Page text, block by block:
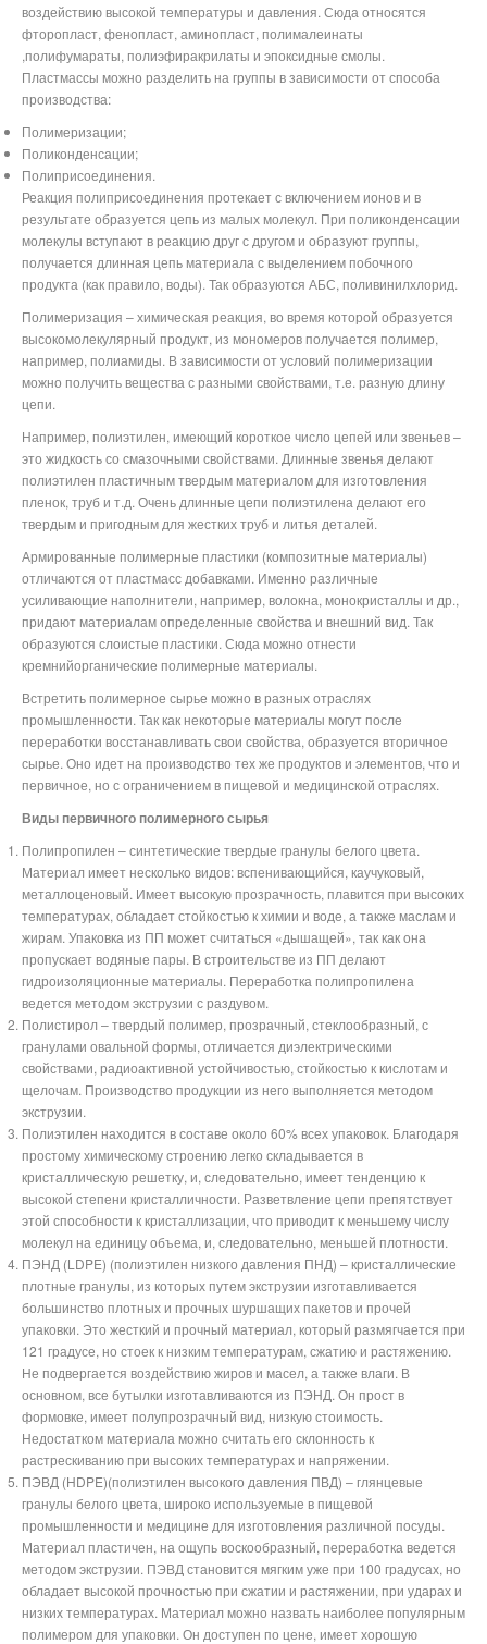
воздействию высокой температуры и давления. Сюда относятся
фторопласт, фенопласт, аминопласт, полималеинаты
,полифумараты, полиэфиракрилаты и эпоксидные смолы.
Пластмассы можно разделить на группы в зависимости от способа
производства:
Полимеризации;
Поликонденсации;
Полиприсоединения.
Реакция полиприсоединения протекает с включением ионов и в
результате образуется цепь из малых молекул. При поликонденсации
молекулы вступают в реакцию друг с другом и образуют группы,
получается длинная цепь материала с выделением побочного
продукта (как правило, воды). Так образуются АБС, поливинилхлорид.
Полимеризация – химическая реакция, во время которой образуется
высокомолекулярный продукт, из мономеров получается полимер,
например, полиамиды. В зависимости от условий полимеризации
можно получить вещества с разными свойствами, т.е. разную длину
цепи.
Например, полиэтилен, имеющий короткое число цепей или звеньев –
это жидкость со смазочными свойствами. Длинные звенья делают
полиэтилен пластичным твердым материалом для изготовления
пленок, труб и т.д. Очень длинные цепи полиэтилена делают его
твердым и пригодным для жестких труб и литья деталей.
Армированные полимерные пластики (композитные материалы)
отличаются от пластмасс добавками. Именно различные
усиливающие наполнители, например, волокна, монокристаллы и др.,
придают материалам определенные свойства и внешний вид. Так
образуются слоистые пластики. Сюда можно отнести
кремнийорганические полимерные материалы.
Встретить полимерное сырье можно в разных отраслях
промышленности. Так как некоторые материалы могут после
переработки восстанавливать свои свойства, образуется вторичное
сырье. Оно идет на производство тех же продуктов и элементов, что и
первичное, но с ограничением в пищевой и медицинской отраслях.
Виды первичного полимерного сырья
Полипропилен – синтетические твердые гранулы белого цвета.
Материал имеет несколько видов: вспенивающийся, каучуковый,
металлоценовый. Имеет высокую прозрачность, плавится при высоких
температурах, обладает стойкостью к химии и воде, а также маслам и
жирам. Упаковка из ПП может считаться «дышащей», так как она
пропускает водяные пары. В строительстве из ПП делают
гидроизоляционные материалы. Переработка полипропилена
ведется методом экструзии с раздувом.
Полистирол – твердый полимер, прозрачный, стеклообразный, с
гранулами овальной формы, отличается диэлектрическими
свойствами, радиоактивной устойчивостью, стойкостью к кислотам и
щелочам. Производство продукции из него выполняется методом
экструзии.
Полиэтилен находится в составе около 60% всех упаковок. Благодаря
простому химическому строению легко складывается в
кристаллическую решетку, и, следовательно, имеет тенденцию к
высокой степени кристалличности. Разветвление цепи препятствует
этой способности к кристаллизации, что приводит к меньшему числу
молекул на единицу объема, и, следовательно, меньшей плотности.
ПЭНД (LDPE) (полиэтилен низкого давления ПНД) – кристаллические
плотные гранулы, из которых путем экструзии изготавливается
большинство плотных и прочных шуршащих пакетов и прочей
упаковки. Это жесткий и прочный материал, который размягчается при
121 градусе, но стоек к низким температурам, сжатию и растяжению.
Не подвергается воздействию жиров и масел, а также влаги. В
основном, все бутылки изготавливаются из ПЭНД. Он прост в
формовке, имеет полупрозрачный вид, низкую стоимость.
Недостатком материала можно считать его склонность к
растрескиванию при высоких температурах и напряжении.
ПЭВД (HDPE)(полиэтилен высокого давления ПВД) – глянцевые
гранулы белого цвета, широко используемые в пищевой
промышленности и медицине для изготовления различной посуды.
Материал пластичен, на ощупь воскообразный, переработка ведется
методом экструзии. ПЭВД становится мягким уже при 100 градусах, но
обладает высокой прочностью при сжатии и растяжении, при ударах и
низких температурах. Материал можно назвать наиболее популярным
полимером для упаковки. Он доступен по цене, имеет хорошую